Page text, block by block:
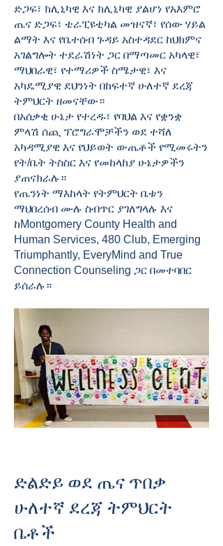
ድጋፍ፣ ክሊኒካዊ እና ክሊኒካዊ ያልሆነ የአእምሮ
ጤና ድጋፍ፣ ቴራፒዩቲካል መዝናኛ፣ የሰው ሃይል
ልማት እና የቤተሰብ ጉዳይ አስተዳደር ከህክምና
አገልግሎት ተደራሽነት ጋር በማጣመር አካላዊ፣
ማህበራዊ፣ የተማሪዎች ስሜታዊ፣ እና
አካዴሚያዊ ደህንነት በከፍተኛ ሁለተኛ ደረጃ
ትምህርት ዘመናቸው።
በአሰቃቂ ሁኔታ የተረዱ፣ የባህል እና የቋንቋ
ምላሽ ሰጪ ፕሮግራሞቻችን ወደ ተሻለ
አካዳሚያዊ እና የህይወት ውጤቶች የሚመሩትን
የት/ቤት ትስስር እና የመከላከያ ሁኔታዎችን
ያጠናክራሉ።
የጤንነት ማእከላት የትምህርት ቤቱን
ማህበረሰብ ሙሉ ስብጥር ያገለግላሉ እና
ከMontgomery County Health and
Human Services, 480 Club, Emerging
Triumphantly, EveryMind and True
Connection Counseling ጋር በመተባበር
ይሰራሉ።
ድልድይ ወደ ጤና ጥበቃ
ሁለተኛ ደረጃ ትምህርት
ቤቶች